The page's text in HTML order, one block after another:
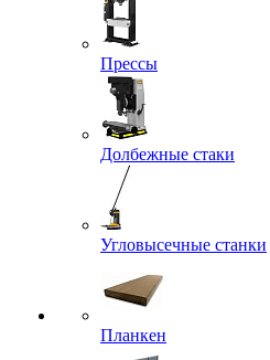
Прессы
Долбежные стаки
Угловысечные станки
Планкен